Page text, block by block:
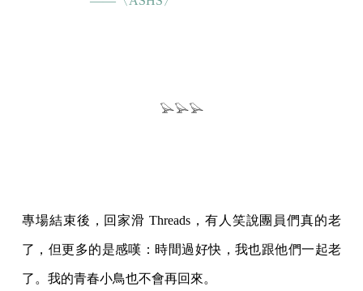
𓅪𓅪𓅪
專場結束後，回家滑 Threads，有人笑說團員們真的老
了，但更多的是感嘆：時間過好快，我也跟他們一起老
了。我的青春小鳥也不會再回來。